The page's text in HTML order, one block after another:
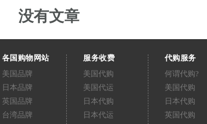
没有文章
各国购物网站
美国品牌
日本品牌
英国品牌
台湾品牌
服务收费
美国代购
美国代运
日本代购
日本代运
代购服务
何谓代购?
美国代购
日本代购
英国代购